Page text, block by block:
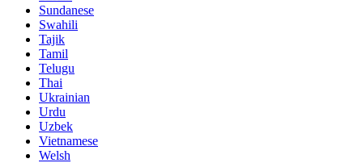
Sundanese
Swahili
Tajik
Tamil
Telugu
Thai
Ukrainian
Urdu
Uzbek
Vietnamese
Welsh